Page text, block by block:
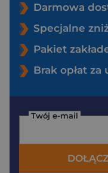
Darmowa
Specjalne
Pakiet
Brak opłat
Twój e-mail